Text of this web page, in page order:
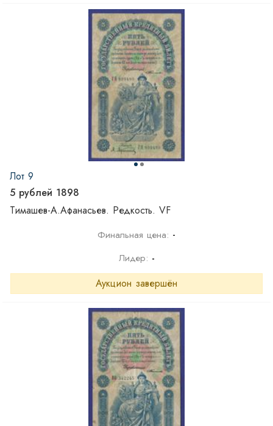
Лот 9
5 рублей 1898
Тимашев-А.Афанасьев. Редкость. VF
Финальная цена: -
Лидер: -
Аукцион завершён